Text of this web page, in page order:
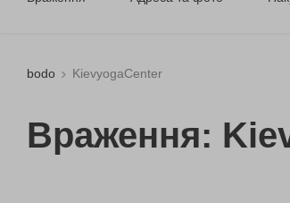
bodo KievyogaCenter
Враження: